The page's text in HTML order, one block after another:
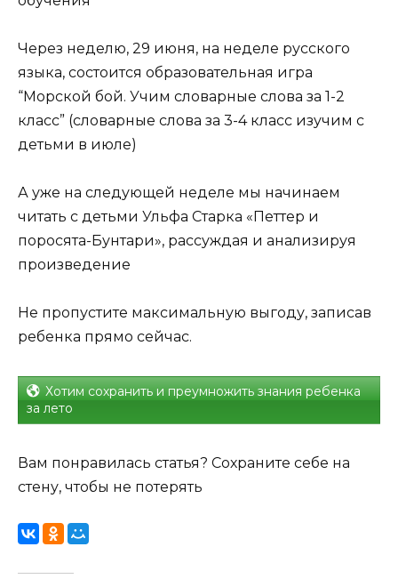
Через неделю, 29 июня, на неделе русского
языка, состоится образовательная игра
“Морской бой. Учим словарные слова за 1-2
класс” (словарные слова за 3-4 класс изучим с
детьми в июле)
А уже на следующей неделе мы начинаем
читать с детьми Ульфа Старка «Петтер и
поросята-Бунтари», рассуждая и анализируя
произведение
Не пропустите максимальную выгоду, записав
ребенка прямо сейчас.
Хотим сохранить и преумножить знания ребенка
за лето
Вам понравилась статья? Сохраните себе на
стену, чтобы не потерять